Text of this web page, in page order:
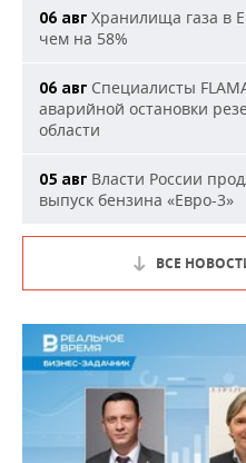
06 авг Хранилища газа в
чем на 58%
06 авг Специалисты
аварийной остановки
области
05 авг Власти России
выпуск бензина «Евро-3»
ВСЕ